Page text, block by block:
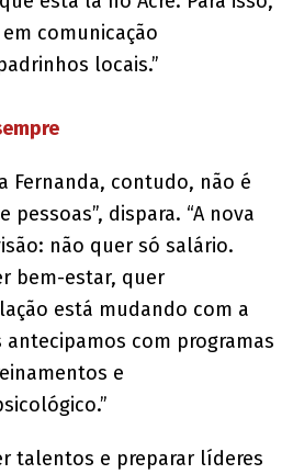
comunicação
locais.”
Fernanda, contudo, não é
pessoas”, dispara. “A nova
não quer só salário.
bem-estar, quer
está mudando com a
antecipamos com programas
e
talentos e preparar líderes